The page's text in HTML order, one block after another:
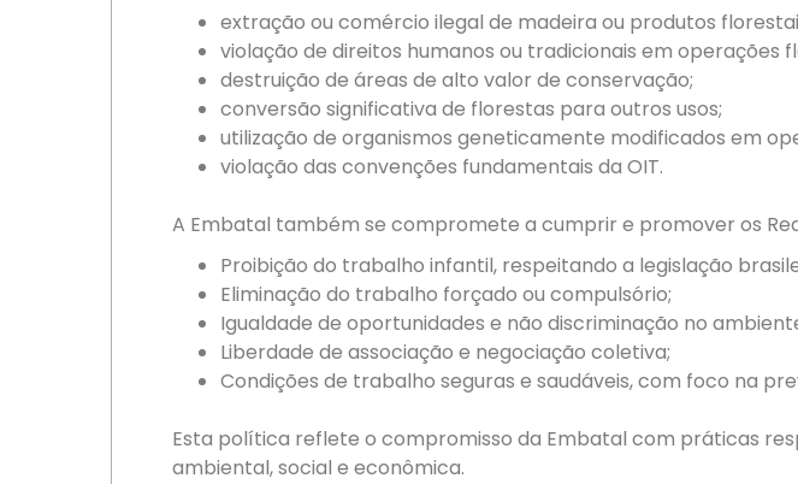
extração ou comércio ilegal de madeira ou produtos
violação de direitos humanos ou tradicionais em operações
destruição de áreas de alto valor de conservação;
conversão significativa de florestas para outros usos;
utilização de organismos geneticamente modificados em
violação das convenções fundamentais da OIT.
A Embatal também se compromete a cumprir e promover os
Proibição do trabalho infantil, respeitando a legislação
Eliminação do trabalho forçado ou compulsório;
Igualdade de oportunidades e não discriminação no
Liberdade de associação e negociação coletiva;
Condições de trabalho seguras e saudáveis, com foco na
Esta política reflete o compromisso da Embatal com práticas
ambiental, social e econômica.